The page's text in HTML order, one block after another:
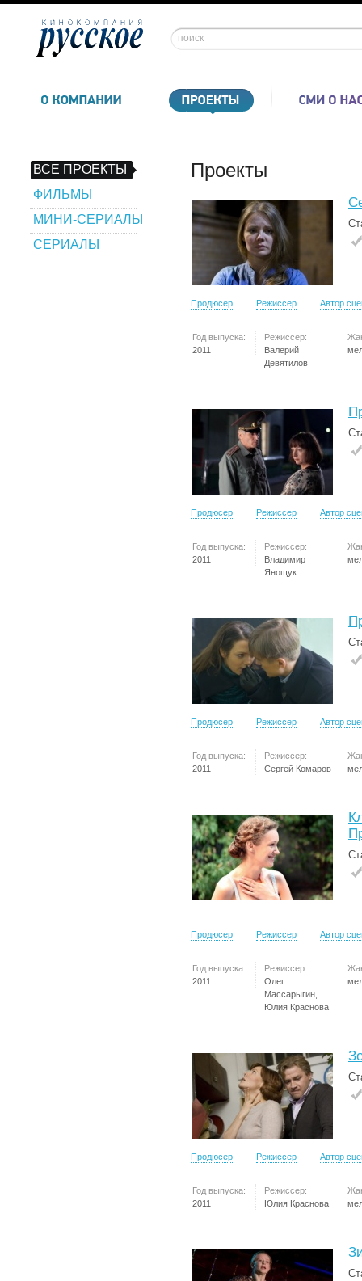
ВСЕ ПРОЕКТЫ
ФИЛЬМЫ
МИНИ-СЕРИАЛЫ
СЕРИАЛЫ
Проекты
Продюсер Режиссер Автор
Год выпуска:
2011
Режиссер:
Валерий
Девятилов
Продюсер Режиссер Автор
Год выпуска:
2011
Режиссер:
Владимир
Янощук
Продюсер Режиссер Автор
Год выпуска:
2011
Режиссер:
Сергей Комаров
Продюсер Режиссер Автор
Год выпуска:
2011
Режиссер:
Олег
Массарыгин,
Юлия Краснова
Продюсер Режиссер Автор
Год выпуска:
2011
Режиссер:
Юлия Краснова